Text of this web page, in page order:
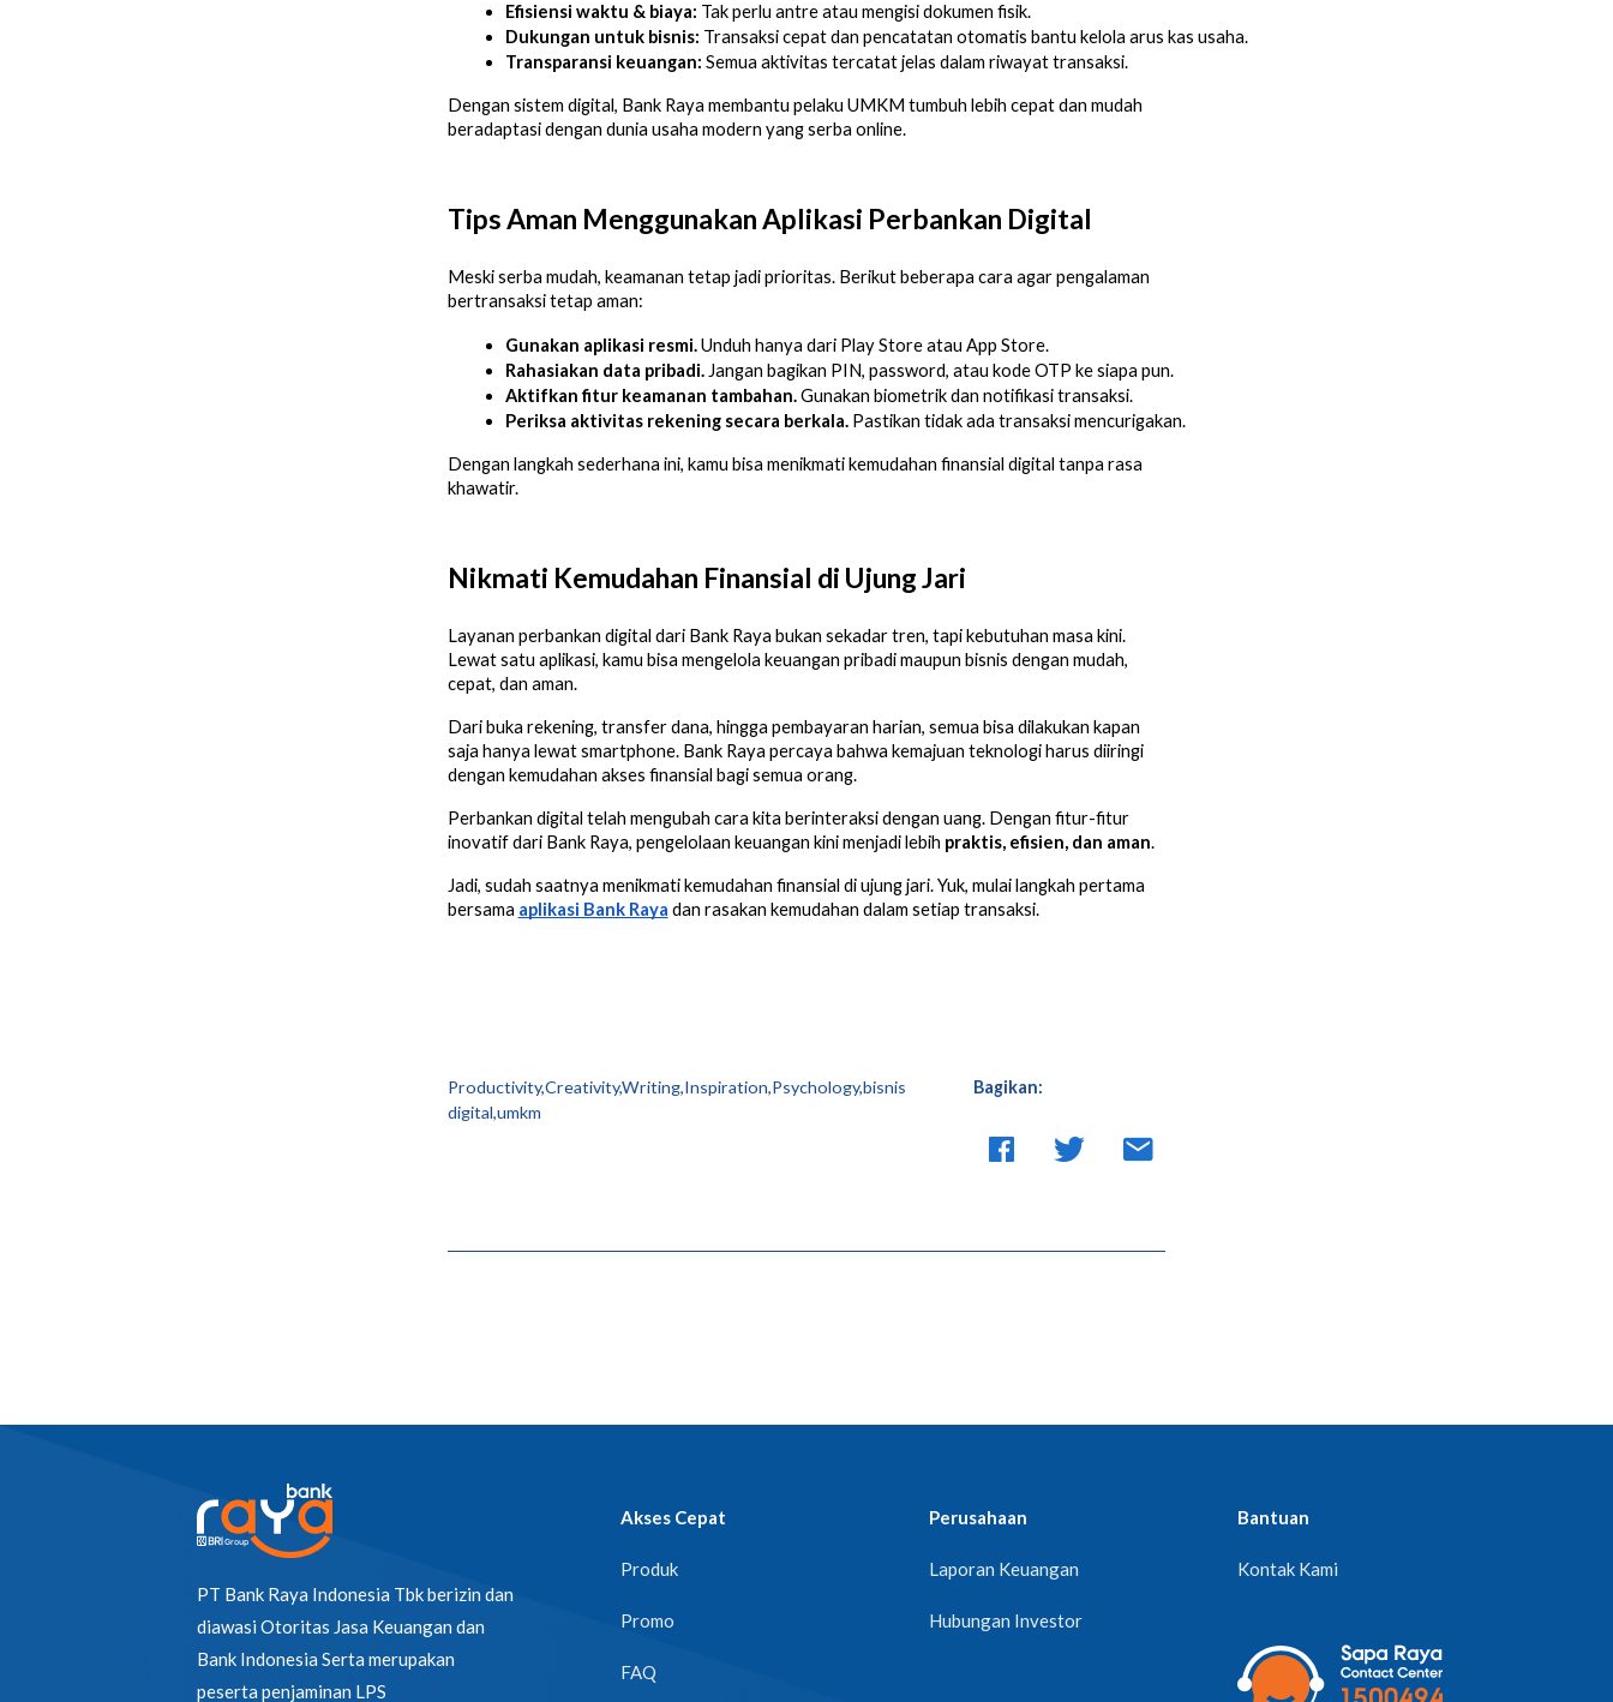
Efisiensi waktu & biaya: Tak perlu antre atau mengisi dokumen fisik.
Dukungan untuk bisnis: Transaksi cepat dan pencatatan otomatis bantu kelola arus kas usaha.
Transparansi keuangan: Semua aktivitas tercatat jelas dalam riwayat transaksi.
Dengan sistem digital, Bank Raya membantu pelaku UMKM tumbuh lebih cepat dan mudah
beradaptasi dengan dunia usaha modern yang serba online.
Tips Aman Menggunakan Aplikasi Perbankan Digital
Meski serba mudah, keamanan tetap jadi prioritas. Berikut beberapa cara agar pengalaman
bertransaksi tetap aman:
Gunakan aplikasi resmi. Unduh hanya dari Play Store atau App Store.
Rahasiakan data pribadi. Jangan bagikan PIN, password, atau kode OTP ke siapa pun.
Aktifkan fitur keamanan tambahan. Gunakan biometrik dan notifikasi transaksi.
Periksa aktivitas rekening secara berkala. Pastikan tidak ada transaksi mencurigakan.
Dengan langkah sederhana ini, kamu bisa menikmati kemudahan finansial digital tanpa rasa
khawatir.
Nikmati Kemudahan Finansial di Ujung Jari
Layanan perbankan digital dari Bank Raya bukan sekadar tren, tapi kebutuhan masa kini.
Lewat satu aplikasi, kamu bisa mengelola keuangan pribadi maupun bisnis dengan mudah,
cepat, dan aman.
Dari buka rekening, transfer dana, hingga pembayaran harian, semua bisa dilakukan kapan
saja hanya lewat smartphone. Bank Raya percaya bahwa kemajuan teknologi harus diiringi
dengan kemudahan akses finansial bagi semua orang.
Perbankan digital telah mengubah cara kita berinteraksi dengan uang. Dengan fitur-fitur
inovatif dari Bank Raya, pengelolaan keuangan kini menjadi lebih praktis, efisien, dan aman.
Jadi, sudah saatnya menikmati kemudahan finansial di ujung jari. Yuk, mulai langkah pertama
bersama aplikasi Bank Raya dan rasakan kemudahan dalam setiap transaksi.
Productivity,Creativity,Writing,Inspiration,Psychology,bisnis
digital,umkm
Bagikan:
PT Bank Raya Indonesia Tbk berizin dan
diawasi Otoritas Jasa Keuangan dan
Bank Indonesia Serta merupakan
peserta penjaminan LPS
Akses Cepat
Produk
Promo
FAQ
Perusahaan
Laporan Keuangan
Hubungan Investor
Bantuan
Kontak Kami